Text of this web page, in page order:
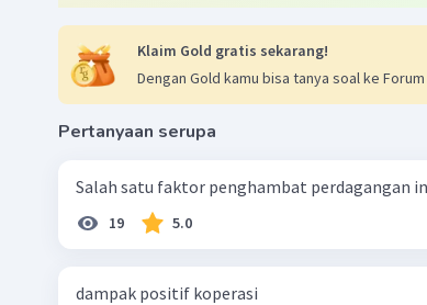
Iklan
Klaim Gold gratis sekarang!
Dengan Gold kamu bisa tanya soal ke
Pertanyaan serupa
Salah satu faktor penghambat perdagangan
19 5.0
dampak positif koperasi